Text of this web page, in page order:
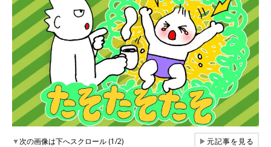
▼次の画像は下へスクロール (1/2) ▶元記事を見る